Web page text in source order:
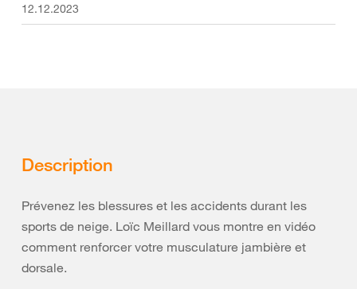
12.12.2023
Description
Prévenez les blessures et les accidents durant les
sports de neige. Loïc Meillard vous montre en vidéo
comment renforcer votre musculature jambière et
dorsale.